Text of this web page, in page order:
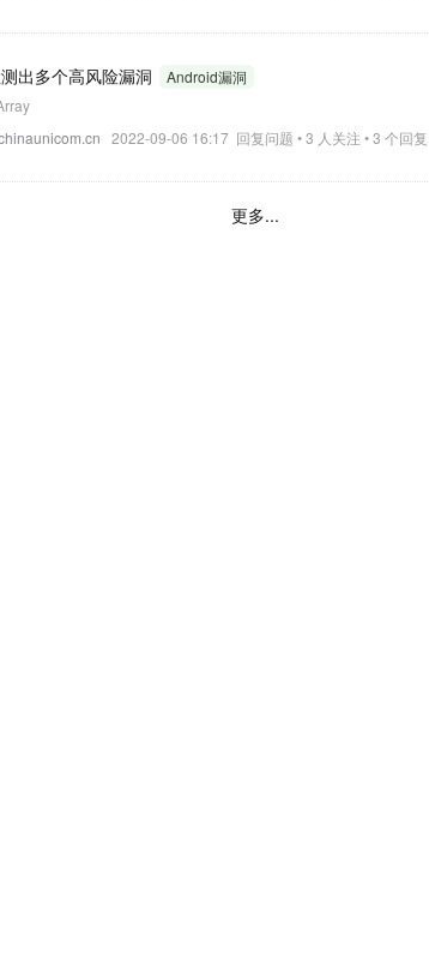
出多个高风险漏洞
Android漏洞
2022-09-06 16:17 回复问题 • 3 人关注 • 3 个回
更多...